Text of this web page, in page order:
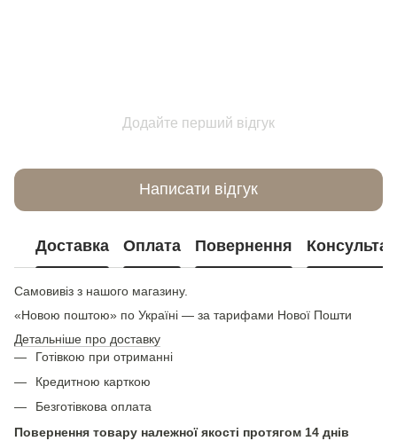
Додайте перший відгук
Написати відгук
Доставка Оплата Повернення
Самовивіз з нашого магазину.
«Новою поштою» по Україні — за тарифами Нової Пошти
Детальніше про доставку
Готівкою при отриманні
Кредитною карткою
Безготівкова оплата
Повернення товару належної якості протягом 14 днів